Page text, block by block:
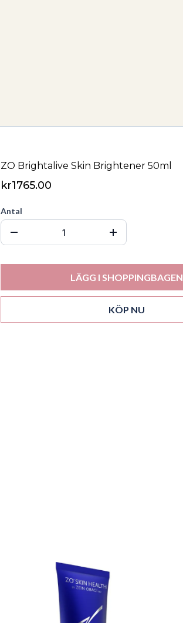
ZO Brightalive Skin Brightener 50ml
kr1765.00
Antal
LÄGG I SHOPPINGBAGEN
KÖP NU